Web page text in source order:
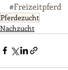
#Freizeitpferd
Pferdezucht
Nachzucht